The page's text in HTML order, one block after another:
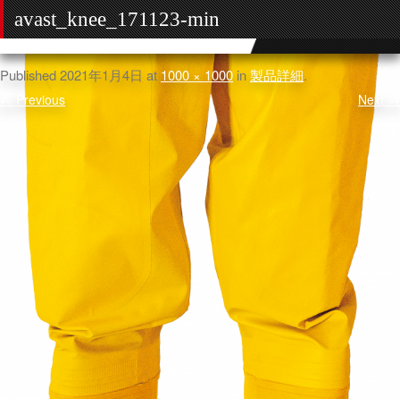
avast_knee_171123-min
Published2021年1月4日 at 1000 × 1000 in製品詳細.
← Previous Next →